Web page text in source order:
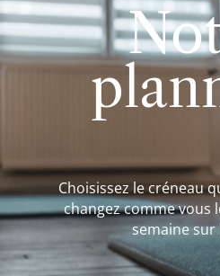
Choisissez le créneau
changez comme vous
semaine sur